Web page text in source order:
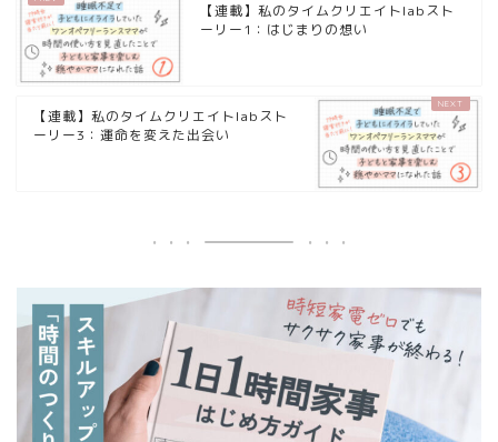
【連載】私のタイムクリエイトlabスト
ーリー1：はじまりの想い
【連載】私のタイムクリエイトlabスト
ーリー3：運命を変えた出会い